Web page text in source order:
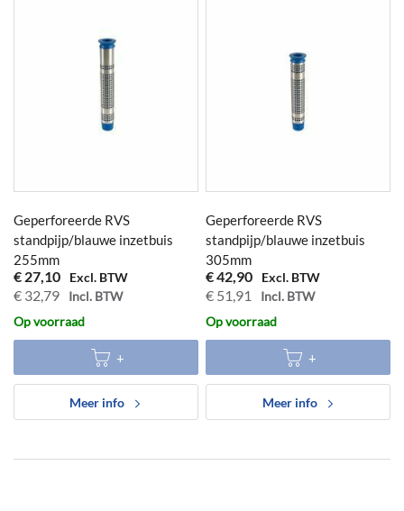
Geperforeerde RVS
standpijp/blauwe inzetbuis
255mm
€ 32,79
€ 27,10
Meer info
Op voorraad
Geperforeerde RVS
standpijp/blauwe inzetbuis
305mm
€ 51,91
€ 42,90
Meer info
Op voorraad